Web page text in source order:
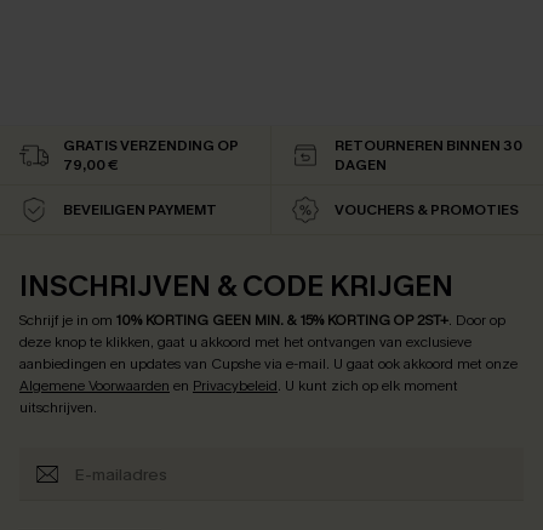
GRATIS VERZENDING OP
79,00 €
RETOURNEREN BINNEN 30
DAGEN
BEVEILIGEN PAYMEMT VOUCHERS & PROMOTIES
INSCHRIJVEN & CODE KRIJGEN
Schrijf je in om 10% KORTING GEEN MIN. & 15% KORTING OP 2ST+. Door op
deze knop te klikken, gaat u akkoord met het ontvangen van exclusieve
aanbiedingen en updates van Cupshe via e-mail. U gaat ook akkoord met onze
Algemene Voorwaarden en Privacybeleid. U kunt zich op elk moment
uitschrijven.